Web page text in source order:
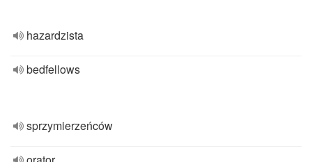
hazardzista
bedfellows
sprzymierzeńców